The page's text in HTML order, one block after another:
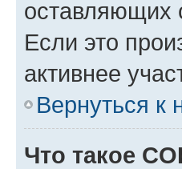
оставляющих
Если это
активнее
Вернуться к
Что такое